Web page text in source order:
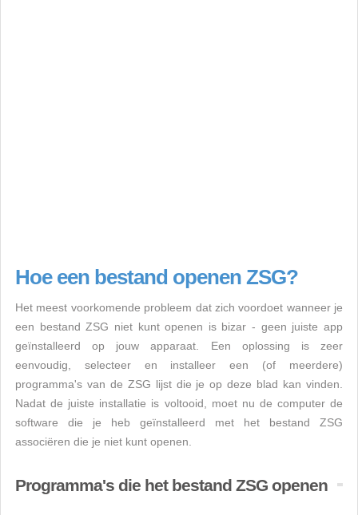
Hoe een bestand openen ZSG?
Het meest voorkomende probleem dat zich voordoet wanneer je
een bestand ZSG niet kunt openen is bizar - geen juiste app
geïnstalleerd op jouw apparaat. Een oplossing is zeer
eenvoudig, selecteer en installeer een (of meerdere)
programma's van de ZSG lijst die je op deze blad kan vinden.
Nadat de juiste installatie is voltooid, moet nu de computer de
software die je heb geïnstalleerd met het bestand ZSG
associëren die je niet kunt openen.
Programma's die het bestand ZSG openen